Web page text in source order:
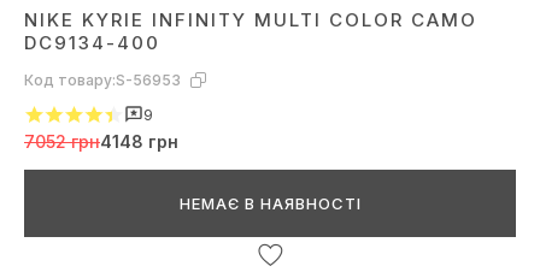
NIKE KYRIE INFINITY MULTI COLOR CAMO
DC9134-400
Код товару:S-56953
9
7052 грн4148 грн
НЕМАЄ В НАЯВНОСТІ